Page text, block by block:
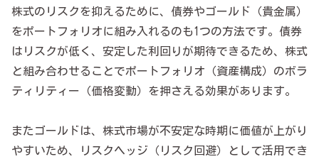
株式のリスクを抑えるために、債券やゴールド（貴金属）
をポートフォリオに組み入れるのも1つの方法です。債券
はリスクが低く、安定した利回りが期待できるため、株式
と組み合わせることでポートフォリオ（資産構成）のボラ
ティリティー（価格変動）を押さえる効果があります。
またゴールドは、株式市場が不安定な時期に価値が上がり
やすいため、リスクヘッジ（リスク回避）として活用でき